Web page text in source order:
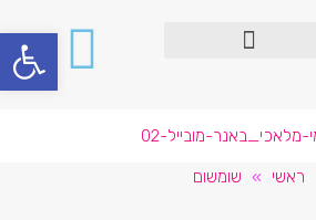
ראשי » שומשום
פתח